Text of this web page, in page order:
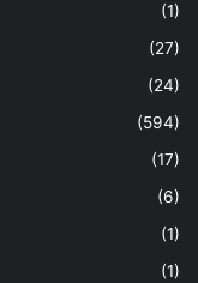
(1)
(27)
(24)
(594)
(17)
(6)
(1)
(1)